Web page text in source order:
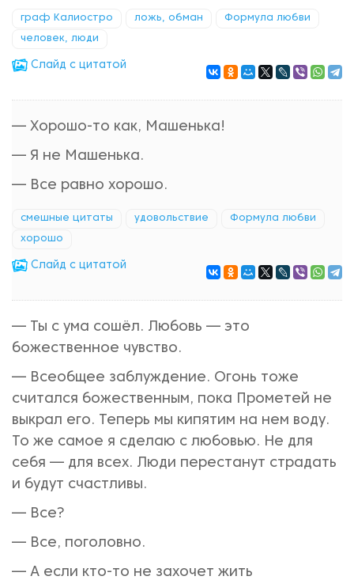
граф Калиостро ложь, обман Формула любви
человек, люди
Cлайд с цитатой
— Хорошо-то как, Машенька!
— Я не Машенька.
— Все равно хорошо.
смешные цитаты удовольствие Формула любви
хорошо
Cлайд с цитатой
— Ты с ума сошёл. Любовь — это
божественное чувство.
— Всеобщее заблуждение. Огонь тоже
считался божественным, пока Прометей не
выкрал его. Теперь мы кипятим на нем воду.
То же самое я сделаю с любовью. Не для
себя — для всех. Люди перестанут страдать
и будут счастливы.
— Все?
— Все, поголовно.
— А если кто-то не захочет жить